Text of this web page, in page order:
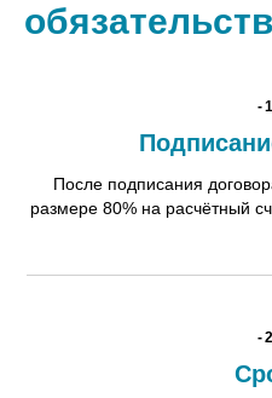
-
После подписания
размере 80% на расчётный
-